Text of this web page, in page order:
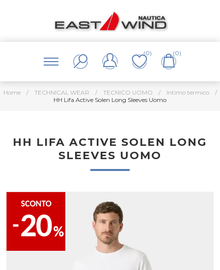
(0) (0)
Home / TECHNICAL WEAR / TECNICO UOMO / Intimo termico
/
HH Lifa Active Solen Long Sleeves Uomo
HH LIFA ACTIVE SOLEN LONG
SLEEVES UOMO